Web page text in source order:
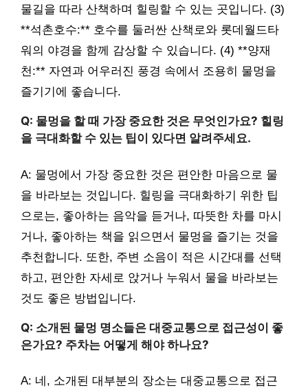
물길을 따라 산책하며 힐링할 수 있는 곳입니다. (3)
**석촌호수:** 호수를 둘러싼 산책로와 롯데월드타
워의 야경을 함께 감상할 수 있습니다. (4) **양재
천:** 자연과 어우러진 풍경 속에서 조용히 물멍을
즐기기에 좋습니다.
Q: 물멍을 할 때 가장 중요한 것은 무엇인가요? 힐링
을 극대화할 수 있는 팁이 있다면 알려주세요.
A: 물멍에서 가장 중요한 것은 편안한 마음으로 물
을 바라보는 것입니다. 힐링을 극대화하기 위한 팁
으로는, 좋아하는 음악을 듣거나, 따뜻한 차를 마시
거나, 좋아하는 책을 읽으면서 물멍을 즐기는 것을
추천합니다. 또한, 주변 소음이 적은 시간대를 선택
하고, 편안한 자세로 앉거나 누워서 물을 바라보는
것도 좋은 방법입니다.
Q: 소개된 물멍 명소들은 대중교통으로 접근성이 좋
은가요? 주차는 어떻게 해야 하나요?
A: 네, 소개된 대부분의 장소는 대중교통으로 접근